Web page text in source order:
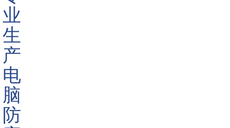
<
批发ATM防窥膜取款机防窥片柜员机防
窥屏
产品规格:
产品颜色: